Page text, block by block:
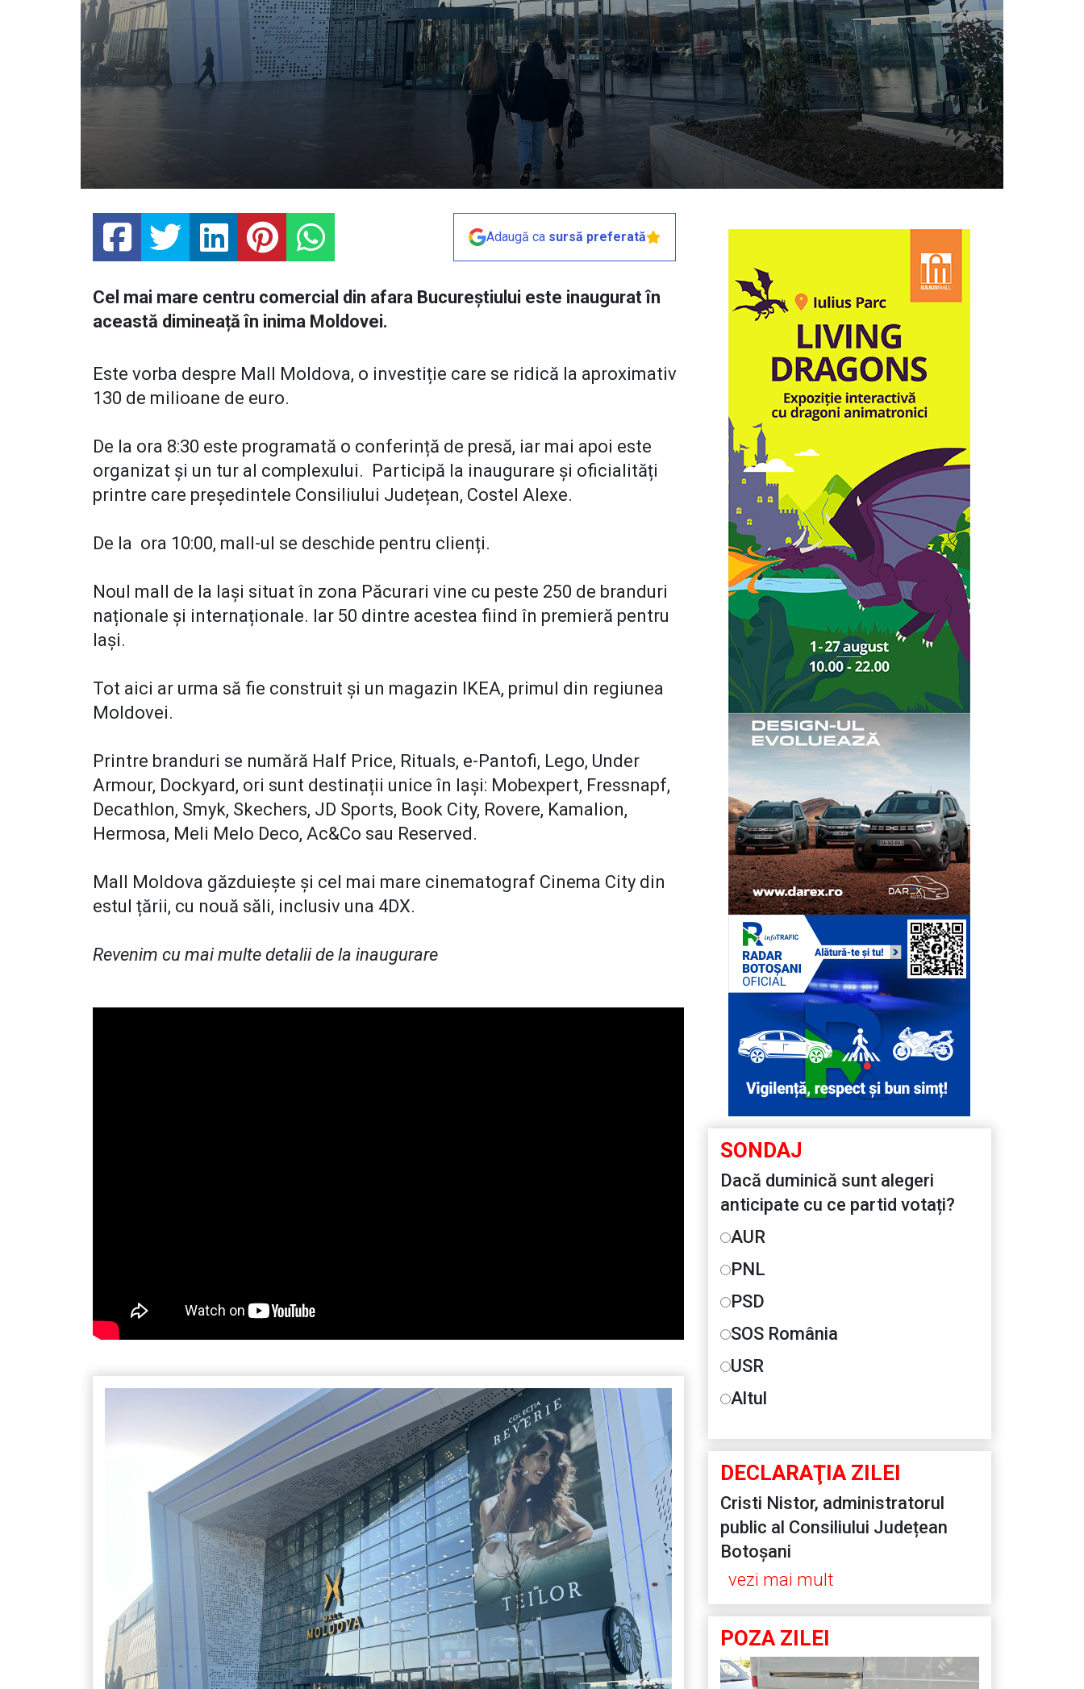
Adaugă ca sursă preferată
Cel mai mare centru comercial din afara Bucureștiului este inaugurat în
această dimineață în inima Moldovei.
Este vorba despre Mall Moldova, o investiție care se ridică la aproximativ
130 de milioane de euro.
De la ora 8:30 este programată o conferință de presă, iar mai apoi este
organizat și un tur al complexului. Participă la inaugurare și oficialități
printre care președintele Consiliului Județean, Costel Alexe.
De la ora 10:00, mall-ul se deschide pentru clienți.
Noul mall de la Iași situat în zona Păcurari vine cu peste 250 de branduri
naționale și internaționale. Iar 50 dintre acestea fiind în premieră pentru
Iași.
Tot aici ar urma să fie construit și un magazin IKEA, primul din regiunea
Moldovei.
Printre branduri se numără Half Price, Rituals, e-Pantofi, Lego, Under
Armour, Dockyard, ori sunt destinații unice în Iași: Mobexpert, Fressnapf,
Decathlon, Smyk, Skechers, JD Sports, Book City, Rovere, Kamalion,
Hermosa, Meli Melo Deco, Ac&Co sau Reserved.
Mall Moldova găzduiește și cel mai mare cinematograf Cinema City din
estul țării, cu nouă săli, inclusiv una 4DX.
Revenim cu mai multe detalii de la inaugurare
SONDAJ
Dacă duminică sunt alegeri
anticipate cu ce partid votați?
AUR
PNL
PSD
SOS România
USR
Altul
DECLARAŢIA ZILEI
Cristi Nistor, administratorul
public al Consiliului Județean
Botoșani
vezi mai mult
POZA ZILEI